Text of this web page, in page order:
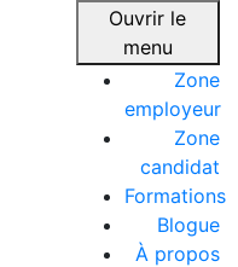
Ouvrir le
menu
Zone
employeur
Zone
candidat
Formations
Blogue
À propos